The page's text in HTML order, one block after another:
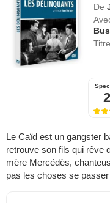
De
Le Caïd est un gangster
retrouve son fils qui rêve
mère Mercédès,
pas les choses se